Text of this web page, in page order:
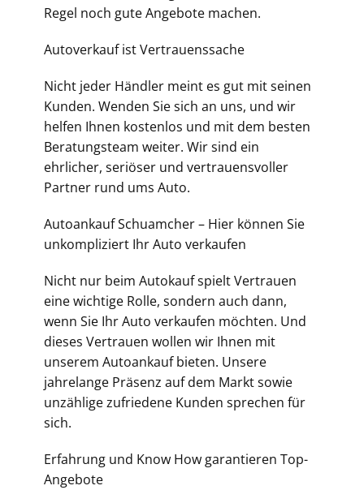
Regel noch gute Angebote machen.
Autoverkauf ist Vertrauenssache
Nicht jeder Händler meint es gut mit seinen
Kunden. Wenden Sie sich an uns, und wir
helfen Ihnen kostenlos und mit dem besten
Beratungsteam weiter. Wir sind ein
ehrlicher, seriöser und vertrauensvoller
Partner rund ums Auto.
Autoankauf Schuamcher – Hier können Sie
unkompliziert Ihr Auto verkaufen
Nicht nur beim Autokauf spielt Vertrauen
eine wichtige Rolle, sondern auch dann,
wenn Sie IhrAuto verkaufen möchten. Und
dieses Vertrauen wollen wir Ihnen mit
unserem Autoankauf bieten. Unsere
jahrelange Präsenz auf dem Markt sowie
unzählige zufriedene Kunden sprechen für
sich.
Erfahrung und Know How garantieren Top-
Angebote